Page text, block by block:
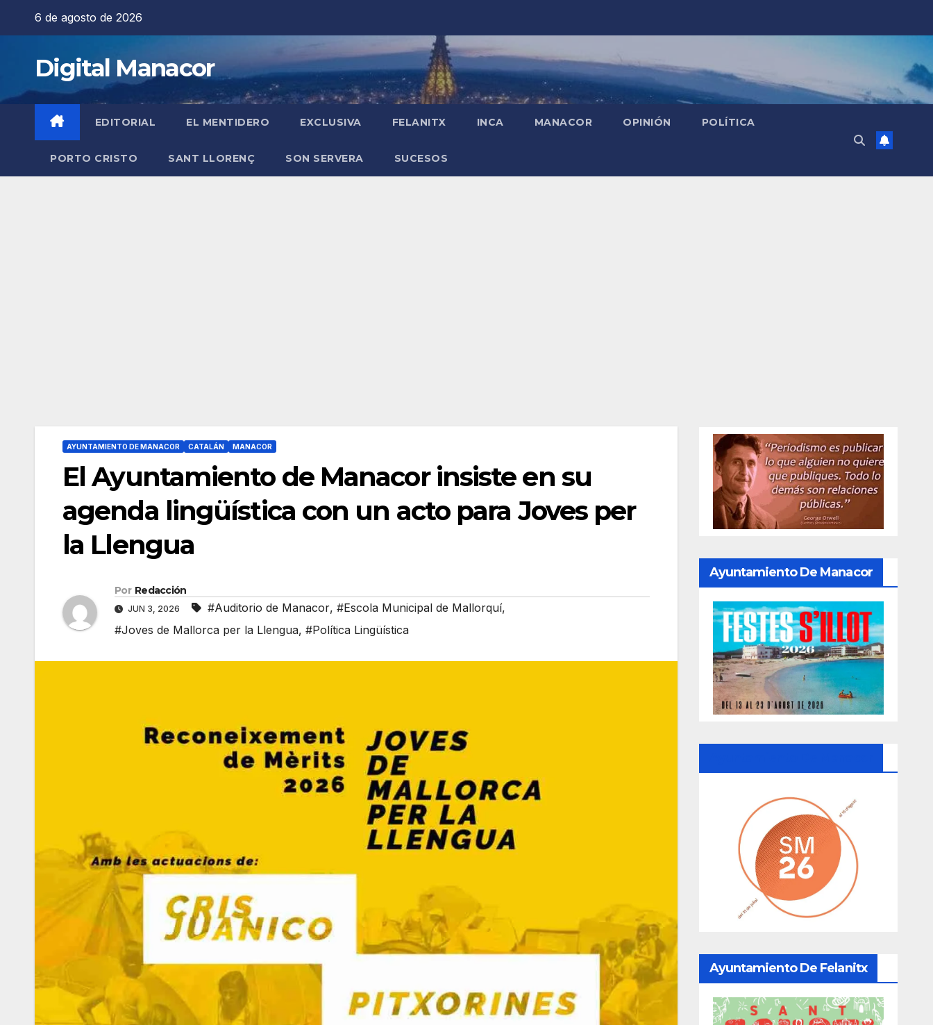
6 de agosto de 2026
Digital Manacor
EDITORIAL EL MENTIDERO EXCLUSIVA FELANITX INCA MANACOR OPINIÓN POLÍTICA
PORTO CRISTO SANT LLORENÇ SON SERVERA SUCESOS
AYUNTAMIENTO DE MANACOR CATALÁN MANACOR
El Ayuntamiento de Manacor insiste en su
agenda lingüística con un acto para Joves per
la Llengua
Por Redacción
JUN 3, 2026 #Auditorio de Manacor, #Escola Municipal de Mallorquí,
#Joves de Mallorca per la Llengua, #Política Lingüística
Ayuntamiento De Manacor
Ayuntamiento De Felanitx